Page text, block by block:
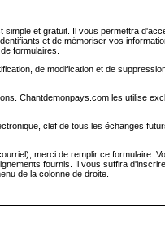
et gratuit. Il vous permettra
et de mémoriser vos
formulaires.
de modification et de
Chantdemonpays.com les utilise
clef de tous les échanges
merci de remplir ce formulaire.
fournis. Il vous suffira
de la colonne de droite.